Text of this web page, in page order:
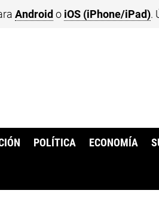
Android o iOS (iPhone/iPad).
POLÍTICA ECONOMÍA